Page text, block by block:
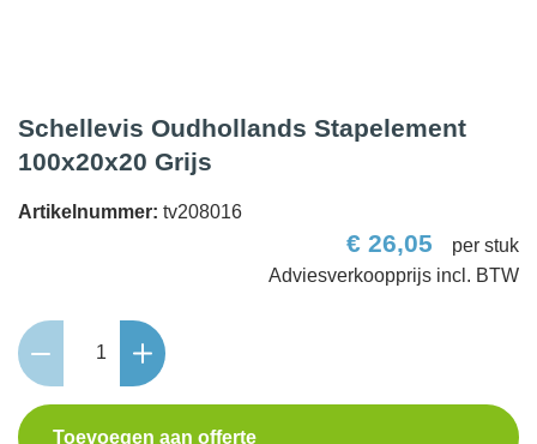
Schellevis Oudhollands Stapelement
100x20x20 Grijs
Artikelnummer: tv208016
€ 26,05 per stuk
Schellevis
Oudhollands
100x20x20
Toevoegen aan offerte